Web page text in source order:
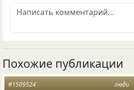
Похожие публикации
люди
#1509524